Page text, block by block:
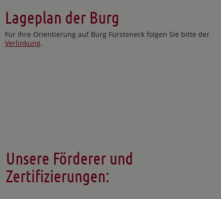
Lageplan der Burg
Für Ihre Orientierung auf Burg Fürsteneck folgen Sie bitte der
Verlinkung.
Unsere Förderer und
Zertifizierungen: